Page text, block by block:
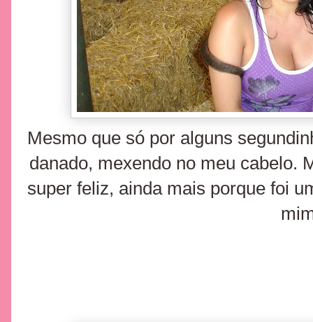
Mesmo que só por alguns
danado, mexendo no meu cabelo.
super feliz, ainda mais porque foi